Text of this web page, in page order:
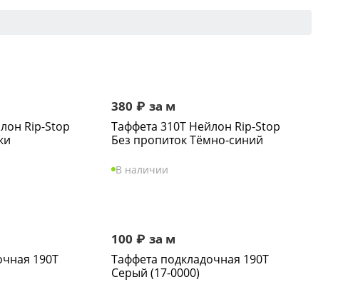
Rip-Stop
380 ₽ за м
Таффета 310Т Нейлон Rip-Stop
Без пропиток Тёмно-синий
В наличии
190Т
100 ₽ за м
Таффета подкладочная 190Т
Серый (17-0000)